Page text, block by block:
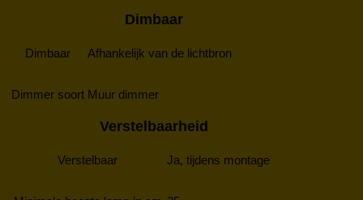
Dimbaar
Dimbaar Afhankelijk van de lichtbron
Dimmer soort Muur dimmer
Verstelbaarheid
Verstelbaar Ja, tijdens montage